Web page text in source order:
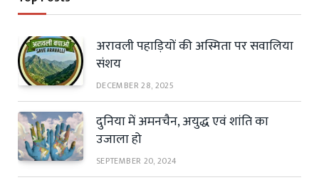
अरावली पहाड़ियों की अस्मिता पर सवालिया
संशय
DECEMBER 28, 2025
दुनिया में अमनचैन, अयुद्ध एवं शांति का
उजाला हो
SEPTEMBER 20, 2024